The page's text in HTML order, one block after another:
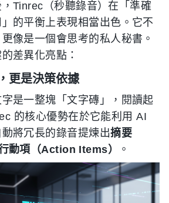
Tinrec（秒聽錄音）在「準確
的平衡上表現相當出色。它不
像是一個會思考的私人秘書。
差異化亮點：
更是決策依據
是一整塊「文字磚」，閱讀起
的核心優勢在於它能利用 AI
將冗長的錄音提煉出摘要
動項（Action Items） 。